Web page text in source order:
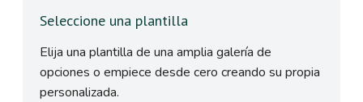
Seleccione una plantilla
Elija una plantilla de una amplia galería de
opciones o empiece desde cero creando su propia
personalizada.